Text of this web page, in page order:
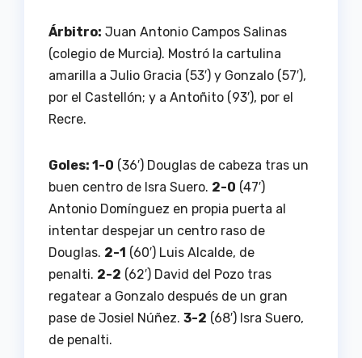
Árbitro: Juan Antonio Campos Salinas
(colegio de Murcia). Mostró la cartulina
amarilla a Julio Gracia (53′) y Gonzalo (57′),
por el Castellón; y a Antoñito (93′), por el
Recre.
Goles: 1-0 (36′) Douglas de cabeza tras un
buen centro de Isra Suero. 2-0 (47′)
Antonio Domínguez en propia puerta al
intentar despejar un centro raso de
Douglas. 2-1 (60′) Luis Alcalde, de
penalti. 2-2 (62′) David del Pozo tras
regatear a Gonzalo después de un gran
pase de Josiel Núñez. 3-2 (68′) Isra Suero,
de penalti.